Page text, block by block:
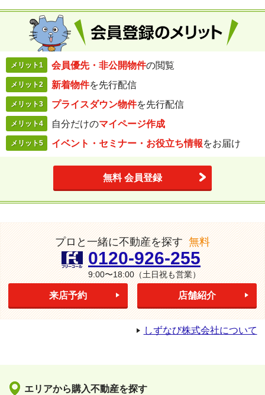
メリット1 会員優先・ 非公開物件の閲覧
メリット2 新着物件を先行配信
メリット3 プライスダウン物件を先行配信
メリット4 自分だけのマイページ作成
メリット5 イベント・セミナー・ お役立ち情報をお届け
無料 会員登録
プロと一緒に不動産を探す 無料
0120-926-255
9:00〜18:00（土日祝も営業）
来店予約 店舗紹介
しずなび株式会社について
エリアから購入不動産を探す